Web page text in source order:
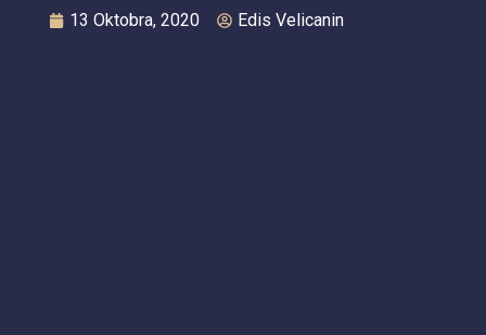
13 Oktobra, 2020 Edis Velicanin